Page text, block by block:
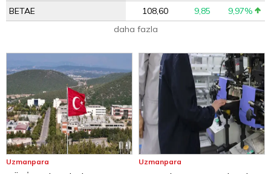
BETAE
108,60 9,85
9,97%
daha fazla
Uzmanpara Uzmanpara